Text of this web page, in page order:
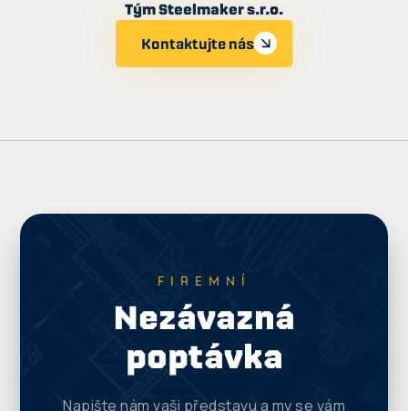
Tým Steelmaker s.r.o.
Kontaktujte nás
FIREMNÍ
Nezávazná
poptávka
Napište nám vaši představu a my se vám